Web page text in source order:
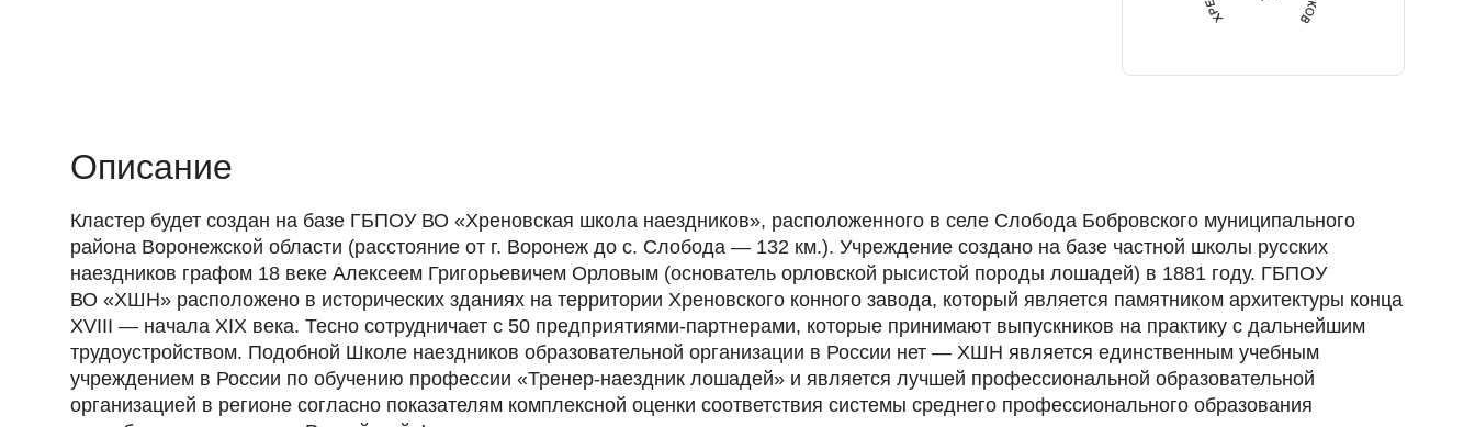
Описание
Кластер будет создан на базе ГБПОУ ВО «Хреновская школа наездников», расположенного в селе Слобода Бобровского муниципального
района Воронежской области (расстояние от г. Воронеж до с. Слобода — 132 км.). Учреждение создано на базе частной школы русских
наездников графом 18 веке Алексеем Григорьевичем Орловым (основатель орловской рысистой породы лошадей) в 1881 году. ГБПОУ
ВО «ХШН» расположено в исторических зданиях на территории Хреновского конного завода, который является памятником архитектуры конца
XVIII — начала XIX века. Тесно сотрудничает с 50 предприятиями-партнерами, которые принимают выпускников на практику с дальнейшим
трудоустройством. Подобной Школе наездников образовательной организации в России нет — ХШН является единственным учебным
учреждением в России по обучению профессии «Тренер-наездник лошадей» и является лучшей профессиональной образовательной
организацией в регионе согласно показателям комплексной оценки соответствия системы среднего профессионального образования